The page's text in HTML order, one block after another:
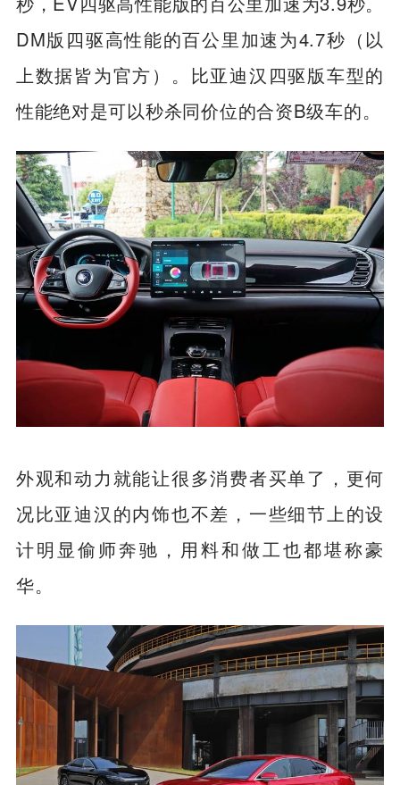
DM版四驱高性能的百公里加速为4.7秒（以
上数据皆为官方）。比亚迪汉四驱版车型的
性能绝对是可以秒杀同价位的合资B级车的。
外观和动力就能让很多消费者买单了，更何
况比亚迪汉的内饰也不差，一些细节上的设
计明显偷师奔驰，用料和做工也都堪称豪
华。